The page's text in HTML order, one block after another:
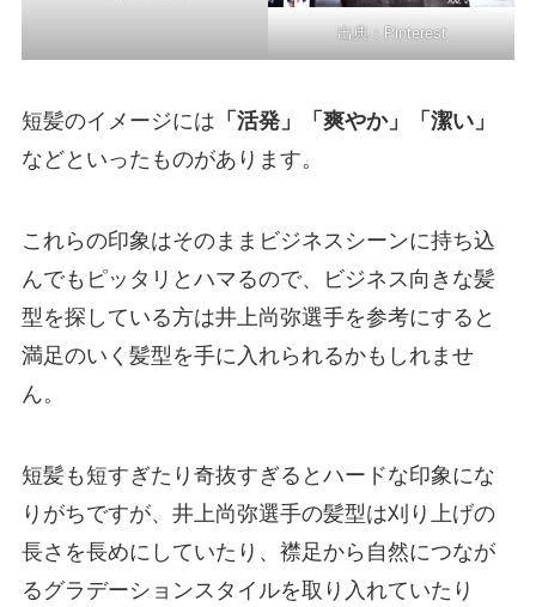
出典： Pinterest
短髪のイメージには 「活発」「爽やか」「潔い」
などといったものがあります。
これらの印象はそのままビジネスシーンに持ち込
んでもピッタリとハマるので、ビジネス向きな髪
型を探している方は井上尚弥選手を参考にすると
満足のいく髪型を手に入れられるかもしれませ
ん。
短髪も短すぎたり奇抜すぎるとハードな印象にな
りがちですが、井上尚弥選手の髪型は刈り上げの
長さを長めにしていたり、襟足から自然につなが
るグラデーションスタイルを取り入れていたり